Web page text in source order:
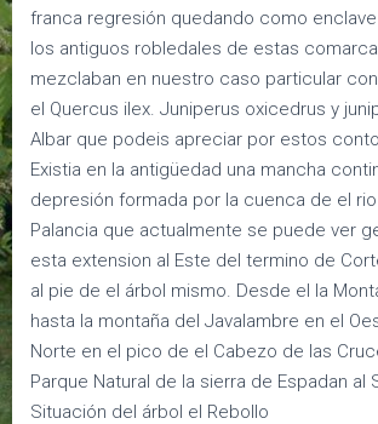
franca regresión quedando como
los antiguos robledales de estas
mezclaban en nuestro caso particular con
el Quercus ilex. Juniperus oxicedrus y
Albar que podeis apreciar por estos
Existia en la antigüedad una mancha
depresión formada por la cuenca de el
Palancia que actualmente se puede ver
esta extension al Este del termino de
al pie de el árbol mismo. Desde el la
hasta la montaña del Javalambre en el
Norte en el pico de el Cabezo de las
Parque Natural de la sierra de Espadan al
Situación del árbol el Rebollo